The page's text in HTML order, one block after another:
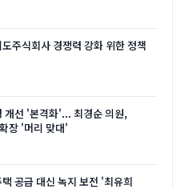
주식회사 경쟁력 강화 위한 정책
개선 '본격화'... 최경순 의원,
장 '머리 맞대'
공급 대신 녹지 보전 '최유희